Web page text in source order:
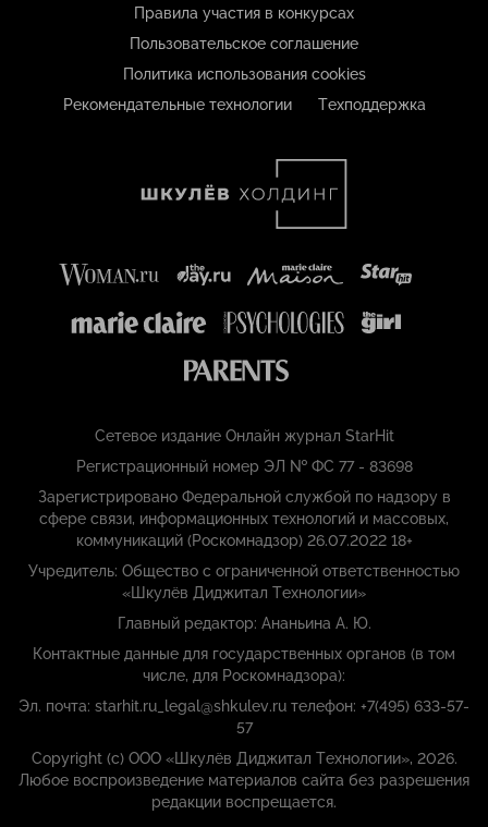
Правила участия в конкурсах
Пользовательское соглашение
Политика использования cookies
Рекомендательные технологии
Техподдержка
Сетевое издание Онлайн журнал StarHit
Регистрационный номер ЭЛ № ФС 77 - 83698
Зарегистрировано Федеральной службой по надзору в
сфере связи, информационных технологий и массовых,
коммуникаций (Роскомнадзор) 26.07.2022 18+
Учредитель: Общество с ограниченной ответственностью
«Шкулёв Диджитал Технологии»
Главный редактор: Ананьина А. Ю.
Контактные данные для государственных органов (в том
числе, для Роскомнадзора):
Эл. почта: starhit.ru_legal@shkulev.ru телефон: +7(495) 633-57-
57
Copyright (с) ООО «Шкулёв Диджитал Технологии», 2026.
Любое воспроизведение материалов сайта без разрешения
редакции воспрещается.